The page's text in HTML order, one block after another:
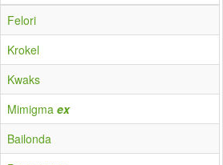
Felori
Krokel
Kwaks
Mimigma ex
Bailonda